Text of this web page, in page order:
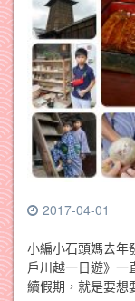
2017-04-01
小編小石頭媽去
戶川越一日遊》一
續假期，就是要想